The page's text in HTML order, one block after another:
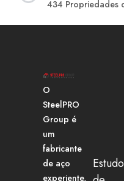
*
O
SteelPRO
Group é
um
fabricante
de aço
experiente,
Estudo